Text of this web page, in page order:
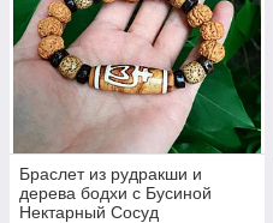
Браслет из рудракши и
дерева бодхи с Бусиной
Нектарный Сосуд